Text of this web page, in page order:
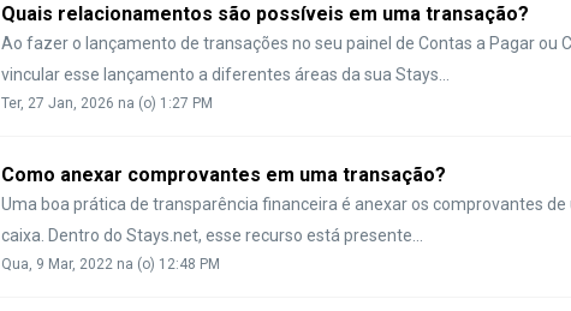
Quais relacionamentos são possíveis em uma transação?
Ao fazer o lançamento de transações no seu painel de Contas a Pagar ou
vincular esse lançamento a diferentes áreas da sua Stays...
Ter, 27 Jan, 2026 na (o) 1:27 PM
Como anexar comprovantes em uma transação?
Uma boa prática de transparência financeira é anexar os comprovantes
caixa. Dentro do Stays.net, esse recurso está presente...
Qua, 9 Mar, 2022 na (o) 12:48 PM